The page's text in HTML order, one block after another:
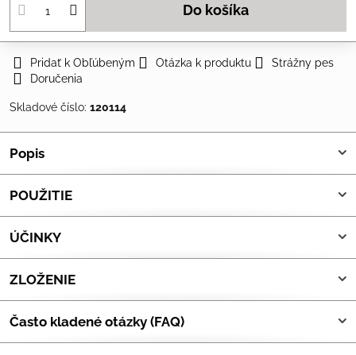
Do košíka
Pridať k Obľúbeným Otázka k produktu
Strážny pes
Doručenia
Skladové číslo: 120114
Popis
POUŽITIE
ÚČINKY
ZLOŽENIE
Často kladené otázky (FAQ)